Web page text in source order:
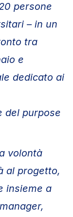
persone
– in un
tra
e
dedicato ai
del purpose
volontà
al progetto,
insieme a